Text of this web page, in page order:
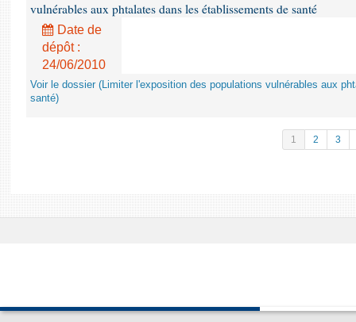
vulnérables aux phtalates dans les établissements de santé
Date de
dépôt :
24/06/2010
Voir le dossier (Limiter l'exposition des populations vulnérables aux
santé)
1 2 3